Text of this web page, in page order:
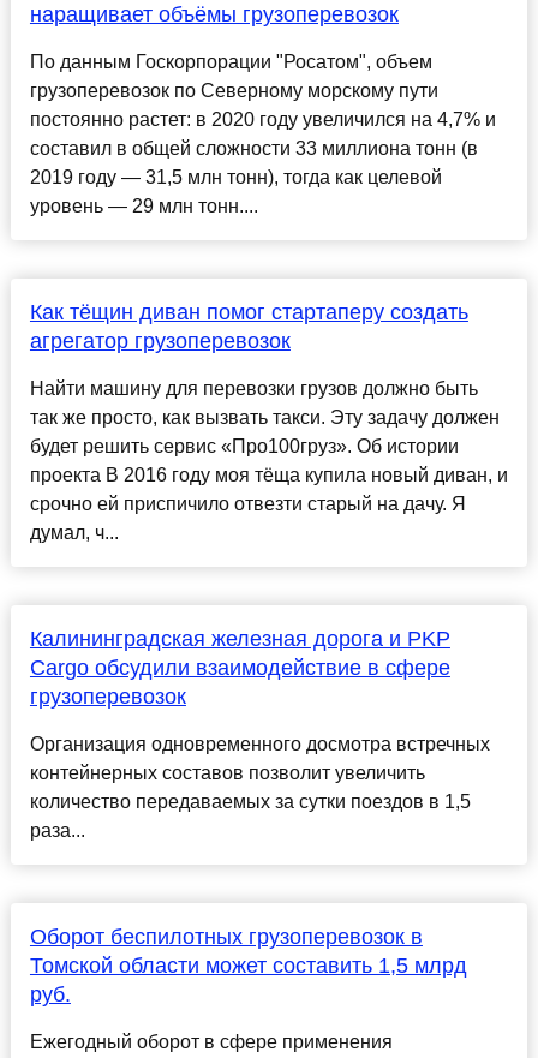
наращивает объёмы грузоперевозок
По данным Госкорпорации "Росатом", объем
грузоперевозок по Северному морскому пути
постоянно растет: в 2020 году увеличился на 4,7% и
составил в общей сложности 33 миллиона тонн (в
2019 году — 31,5 млн тонн), тогда как целевой
уровень — 29 млн тонн....
Как тёщин диван помог стартаперу создать
агрегатор грузоперевозок
Найти машину для перевозки грузов должно быть
так же просто, как вызвать такси. Эту задачу должен
будет решить сервис «Про100груз». Об истории
проекта В 2016 году моя тёща купила новый диван, и
срочно ей приспичило отвезти старый на дачу. Я
думал, ч...
Калининградская железная дорога и PKP
Cargo обсудили взаимодействие в сфере
грузоперевозок
Организация одновременного досмотра встречных
контейнерных составов позволит увеличить
количество передаваемых за сутки поездов в 1,5
раза...
Оборот беспилотных грузоперевозок в
Томской области может составить 1,5 млрд
руб.
Ежегодный оборот в сфере применения